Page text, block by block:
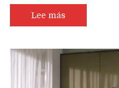
Lee más